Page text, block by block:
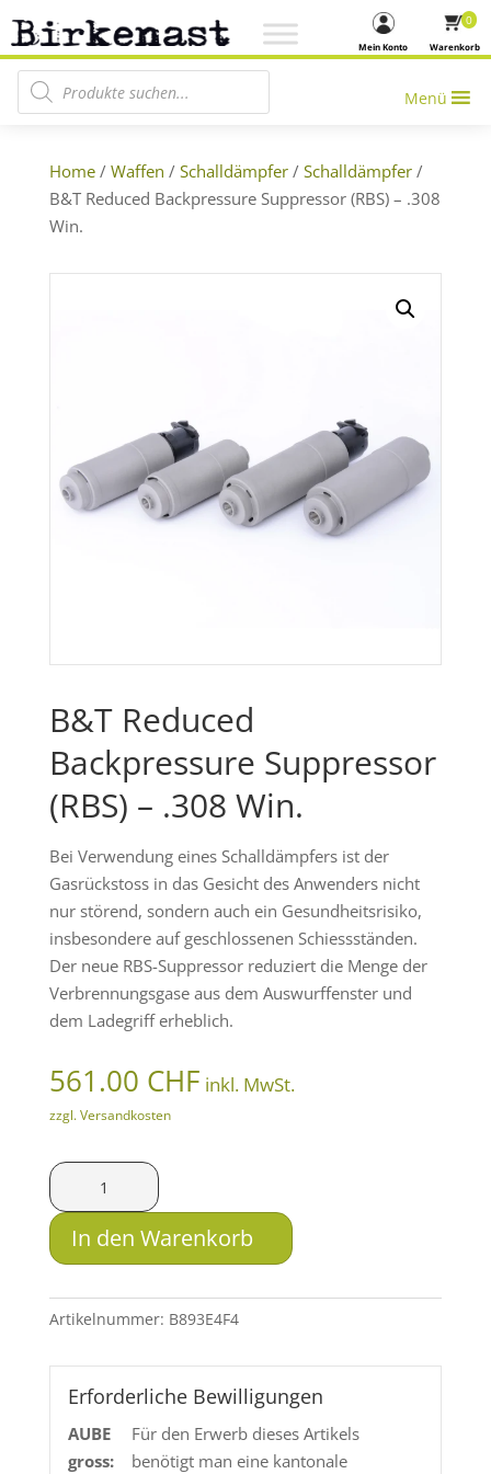
Warenkorb
0
Mein Konto
Products search
Menü
Home/ Waffen / Schalldämpfer/ Schalldämpfer/
B&T Reduced Backpressure Suppressor (RBS) – .308
Win.
B&T Reduced
Backpressure Suppressor
(RBS) – .308 Win.
Bei Verwendung eines Schalldämpfers ist der
Gasrückstoss in das Gesicht des Anwenders nicht
nur störend, sondern auch ein Gesundheitsrisiko,
insbesondere auf geschlossenen Schiessständen.
Der neue RBS-Suppressor reduziert die Menge der
Verbrennungsgase aus dem Auswurffenster und
dem Ladegriff erheblich.
561.00 CHF inkl. MwSt.
zzgl. Versandkosten
B&T
Reduced
Backpressure
Suppressor
-
Win.
Menge
In den Warenkorb
Artikelnummer: B893E4F4
Erforderliche Bewilligungen
AUBE
gross:
Für den Erwerb dieses Artikels
benötigt man eine kantonale